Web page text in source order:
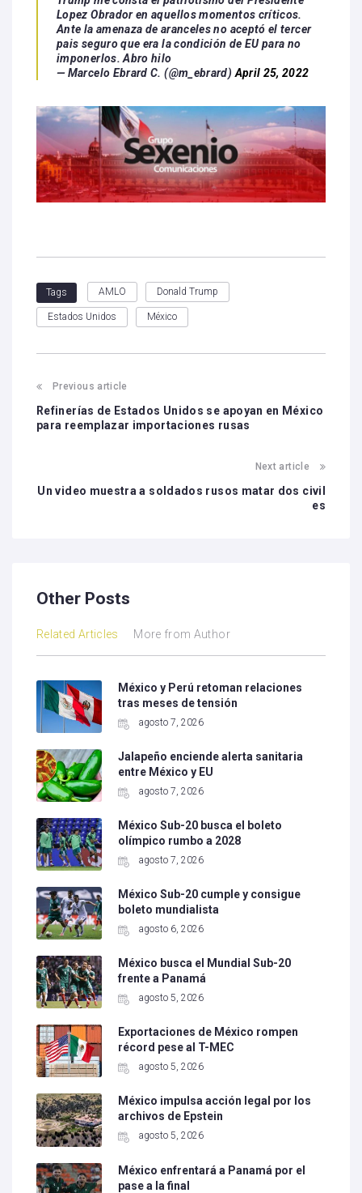
Lopez Obrador en aquellos momentos críticos.
Ante la amenaza de aranceles no aceptó el tercer
pais seguro que era la condición de EU para no
imponerlos. Abro hilo
— Marcelo Ebrard C. (@m_ebrard) April 25, 2022
Tags AMLO Donald Trump
Estados Unidos México
Previous article
Refinerías de Estados Unidos se apoyan en México
para reemplazar importaciones rusas
Next article
Un video muestra a soldados rusos matar dos civil
es
Other Posts
Related Articles More from Author
México y Perú retoman relaciones
tras meses de tensión
agosto 7, 2026
Jalapeño enciende alerta sanitaria
entre México y EU
agosto 7, 2026
México Sub-20 busca el boleto
olímpico rumbo a 2028
agosto 7, 2026
México Sub-20 cumple y consigue
boleto mundialista
agosto 6, 2026
México busca el Mundial Sub-20
frente a Panamá
agosto 5, 2026
Exportaciones de México rompen
récord pese al T-MEC
agosto 5, 2026
México impulsa acción legal por los
archivos de Epstein
agosto 5, 2026
México enfrentará a Panamá por el
pase a la final